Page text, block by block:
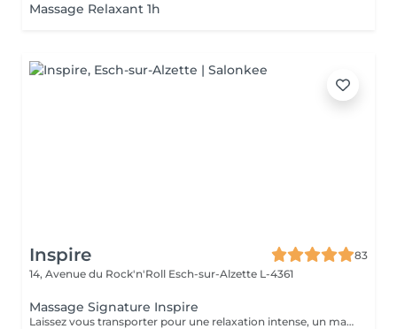
Massage Relaxant 1h
Inspire
83
14, Avenue du Rock'n'Roll Esch-sur-Alzette L-4361
Massage Signature Inspire
Laissez vous transporter pour une relaxation intense, un massage doux et enveloppant à l'huile d'amande douce et aux huiles essentielles Bio. Inspirez profondément, lâchez prise et libérez les tensions aux sons de la nature.